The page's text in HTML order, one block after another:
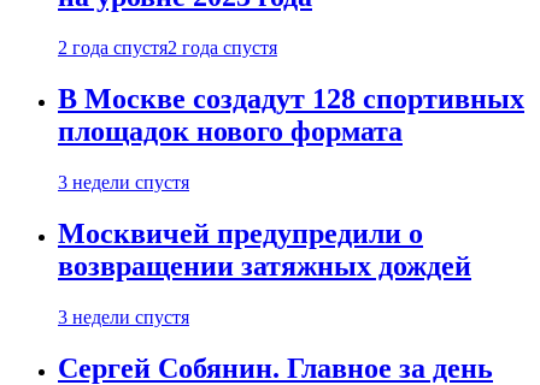
2 года спустя2 года спустя
В Москве создадут 128 спортивных
площадок нового формата
3 недели спустя
Москвичей предупредили о
возвращении затяжных дождей
3 недели спустя
Сергей Собянин. Главное за день